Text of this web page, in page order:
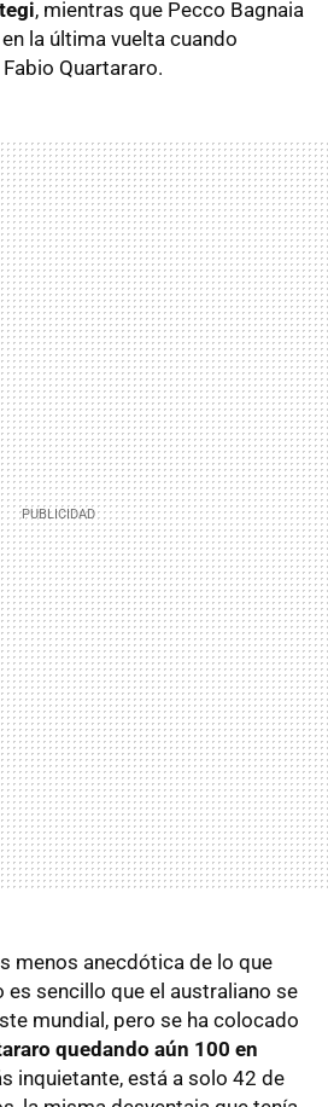
, mientras que Pecco Bagnaia
la última vuelta cuando
Quartararo.
menos anecdótica de lo que
es sencillo que el australiano se
mundial, pero se ha colocado
quedando aún 100 en
inquietante, está a solo 42 de